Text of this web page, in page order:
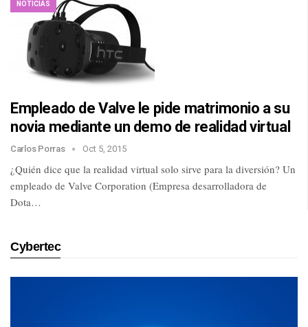
NOTICIAS
Empleado de Valve le pide matrimonio a su
novia mediante un demo de realidad virtual
Carlos Porras Oct 5, 2015
¿Quién dice que la realidad virtual solo sirve para la diversión? Un
empleado de Valve Corporation (Empresa desarrolladora de
Dota…
Cybertec